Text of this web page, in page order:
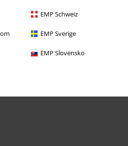
EMP Schweiz
EMP Sverige
EMP Slovensko